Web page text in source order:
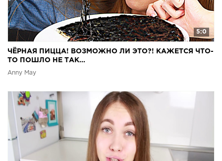
5:0
ЧЁРНАЯ ПИЦЦА! ВОЗМОЖНО ЛИ ЭТО?! КАЖЕТСЯ ЧТО-
ТО ПОШЛО НЕ ТАК...
Anny May